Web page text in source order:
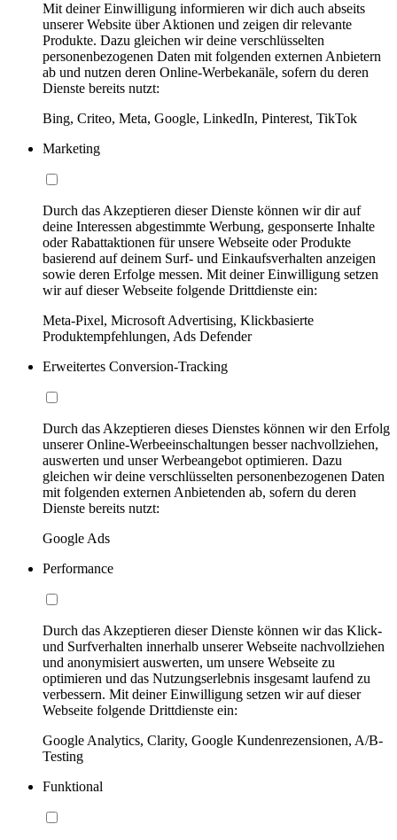
Mit deiner Einwilligung informieren wir dich auch abseits
unserer Website über Aktionen und zeigen dir relevante
Produkte. Dazu gleichen wir deine verschlüsselten
personenbezogenen Daten mit folgenden externen Anbietern
ab und nutzen deren Online-Werbekanäle, sofern du deren
Dienste bereits nutzt:
Bing, Criteo, Meta, Google, LinkedIn, Pinterest, TikTok
Marketing
Durch das Akzeptieren dieser Dienste können wir dir auf
deine Interessen abgestimmte Werbung, gesponserte Inhalte
oder Rabattaktionen für unsere Webseite oder Produkte
basierend auf deinem Surf- und Einkaufsverhalten anzeigen
sowie deren Erfolge messen. Mit deiner Einwilligung setzen
wir auf dieser Webseite folgende Drittdienste ein:
Meta-Pixel, Microsoft Advertising, Klickbasierte
Produktempfehlungen, Ads Defender
Erweitertes Conversion-Tracking
Durch das Akzeptieren dieses Dienstes können wir den Erfolg
unserer Online-Werbeeinschaltungen besser nachvollziehen,
auswerten und unser Werbeangebot optimieren. Dazu
gleichen wir deine verschlüsselten personenbezogenen Daten
mit folgenden externen Anbietenden ab, sofern du deren
Dienste bereits nutzt:
Google Ads
Performance
Durch das Akzeptieren dieser Dienste können wir das Klick-
und Surfverhalten innerhalb unserer Webseite nachvollziehen
und anonymisiert auswerten, um unsere Webseite zu
optimieren und das Nutzungserlebnis insgesamt laufend zu
verbessern. Mit deiner Einwilligung setzen wir auf dieser
Webseite folgende Drittdienste ein:
Google Analytics, Clarity, Google Kundenrezensionen, A/B-
Testing
Funktional